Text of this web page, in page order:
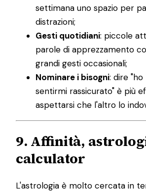
settimana uno spazio per
distrazioni;
Gesti quotidiani: piccole
parole di apprezzamento
grandi gesti occasionali;
Nominare i bisogni: dire
sentirmi rassicurato" è più
aspettarsi che l'altro lo
9. Affinità,
calculator
L'astrologia è molto cercata in